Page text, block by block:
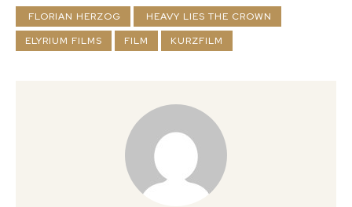
FLORIAN HERZOG
HEAVY LIES THE CROWN
ELYRIUM FILMS
FILM KURZFILM